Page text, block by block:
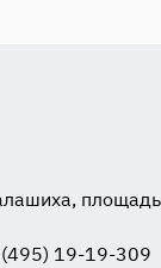
19-19-309